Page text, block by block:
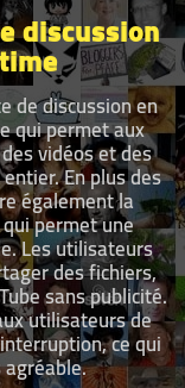
discussion
de discussion en
qui permet aux
vidéos et des
En plus des
également la
permet une
Les utilisateurs
des fichiers,
sans publicité.
utilisateurs de
ce qui